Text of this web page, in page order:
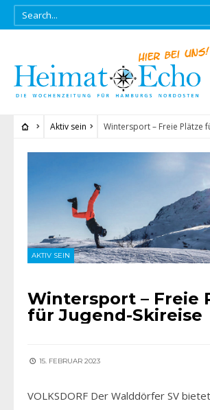
Aktiv sein Wintersport – Freie Plätze
AKTIV SEIN
Wintersport – Freie
für Jugend-Skireise
15. FEBRUAR 2023
VOLKSDORF Der Walddörfer SV